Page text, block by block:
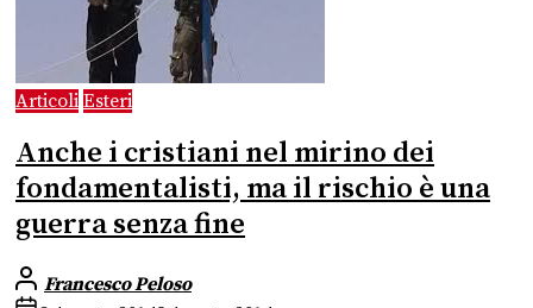
Articoli Esteri
Anche i cristiani nel mirino dei
fondamentalisti, ma il rischio è una
guerra senza fine
Francesco Peloso